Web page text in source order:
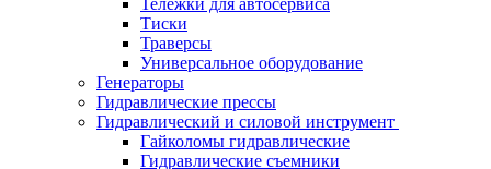
Тележки для автосервиса
Тиски
Траверсы
Универсальное оборудование
Генераторы
Гидравлические прессы
Гидравлический и силовой инструмент
Гайколомы гидравлические
Гидравлические съемники